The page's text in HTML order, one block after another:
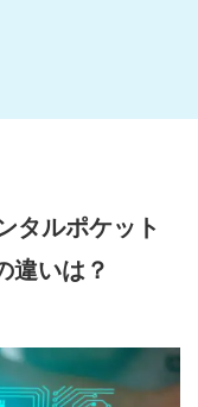
タルポケット
違いは？